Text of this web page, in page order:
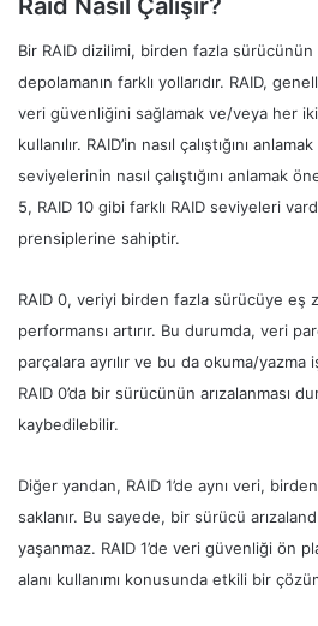
Raid Nasıl Çalışır?
Bir RAID dizilimi, birden fazla
depolamanın farklı yollarıdır. RAID,
veri güvenliğini sağlamak ve/veya her
kullanılır. RAID’in nasıl çalıştığını
seviyelerinin nasıl çalıştığını anlamak
5, RAID 10 gibi farklı RAID seviyeleri
prensiplerine sahiptir.
RAID 0, veriyi birden fazla sürücüye eş
performansı artırır. Bu durumda, veri
parçalara ayrılır ve bu da okuma/yazma
RAID 0’da bir sürücünün arızalanması
kaybedilebilir.
Diğer yandan, RAID 1’de aynı veri,
saklanır. Bu sayede, bir sürücü
yaşanmaz. RAID 1’de veri güvenliği ön
alanı kullanımı konusunda etkili bir